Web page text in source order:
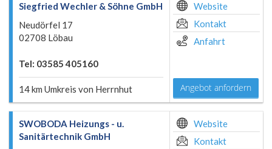
Siegfried Wechler & Söhne GmbH
Neudörfel 17
02708 Löbau
Tel: 03585 405160
14 km Umkreis von Herrnhut
Website
Kontakt
Anfahrt
Angebot anfordern
SWOBODA Heizungs - u.
Sanitärtechnik GmbH
Website
Kontakt